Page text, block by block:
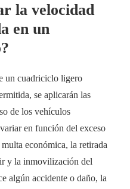
la velocidad
en un
un cuadriciclo ligero
se aplicarán las
de los vehículos
en función del exceso
económica, la retirada
y la inmovilización del
algún accidente o daño, la